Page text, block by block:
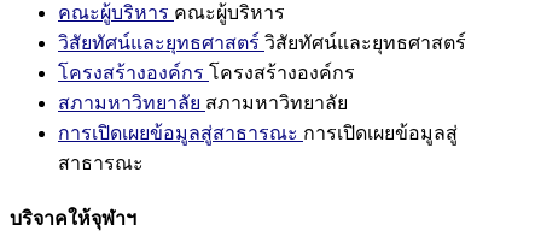
คณะผู้บริหาร คณะผู้บริหาร
วิสัยทัศน์และยุทธศาสตร์ วิสัยทัศน์และยุทธศาสตร์
โครงสร้างองค์กร โครงสร้างองค์กร
สภามหาวิทยาลัย สภามหาวิทยาลัย
การเปิดเผยข้อมูลสู่สาธารณะ การเปิดเผยข้อมูลสู่
สาธารณะ
บริจาคให้จุฬาฯ